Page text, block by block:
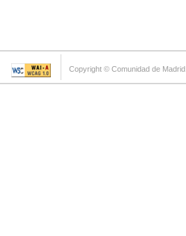
Copyright © Comunidad de Madrid.